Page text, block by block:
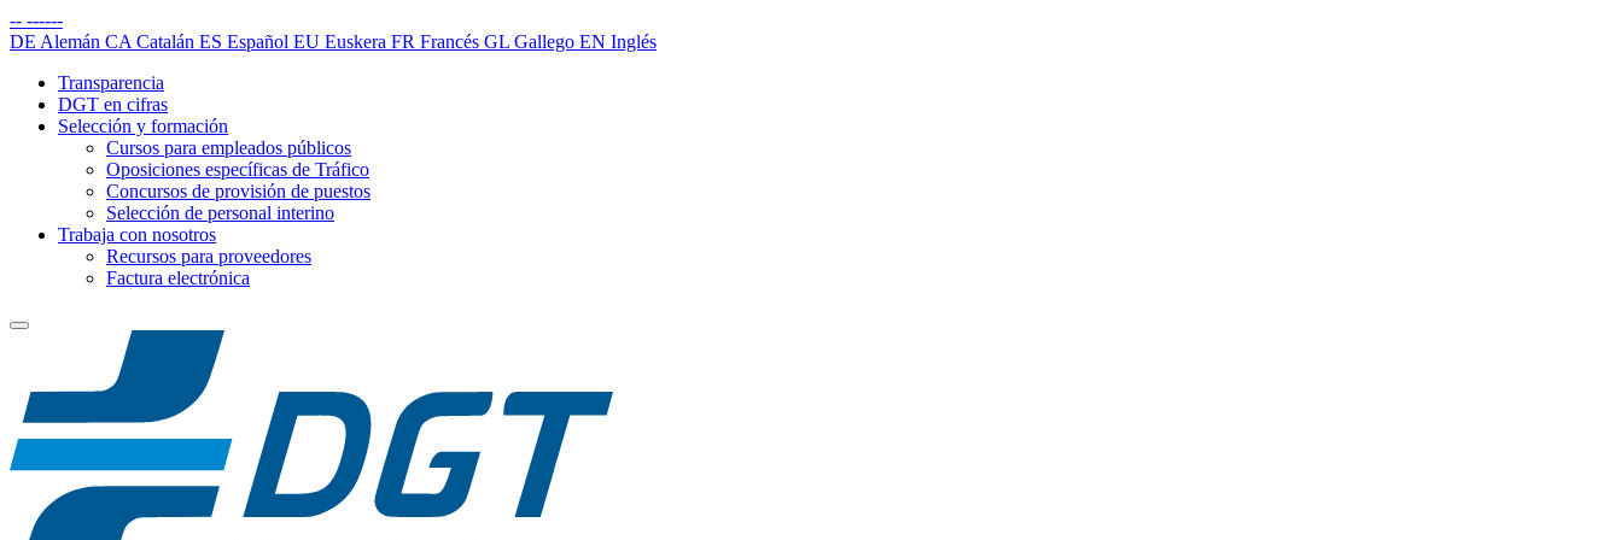
-- ------
DE Alemán CA Catalán ES Español EU Euskera FR Francés GL Gallego EN Inglés
Transparencia
DGT en cifras
Selección y formación
Cursos para empleados públicos
Oposiciones específicas de Tráfico
Concursos de provisión de puestos
Selección de personal interino
Trabaja con nosotros
Recursos para proveedores
Factura electrónica